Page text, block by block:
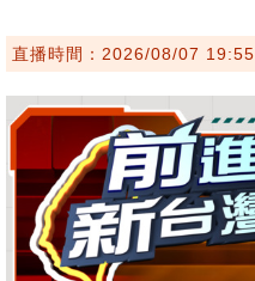
直播時間：2026/08/07 19:55